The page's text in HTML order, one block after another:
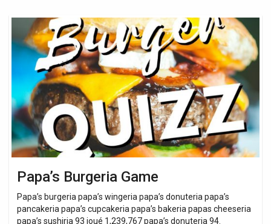
Papa’s Burgeria Game
Papa’s burgeria papa’s wingeria papa’s donuteria papa’s
pancakeria papa’s cupcakeria papa’s bakeria papas cheeseria
papa’s sushiria 93 joué 1,239,767 papa’s donuteria 94.
Papa’s
Burgeria
Game